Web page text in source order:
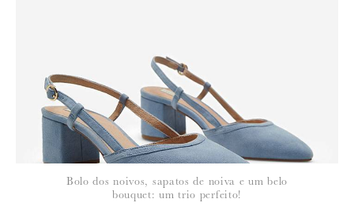
Bolo dos noivos, sapatos de noiva e um belo
bouquet: um trio perfeito!